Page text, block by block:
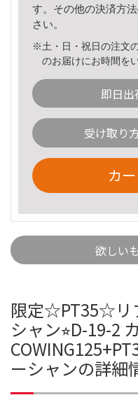
す。その他の決済方
さい。
※土・日・祝日の注文
のお届けにお時間を
即日
受け取り
カ
欲しい
限定☆PT35☆リ
シャン⭐︎D-19-2
ーシャンの詳細